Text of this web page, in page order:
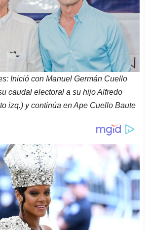
Inició con Manuel Germán Cuello
caudal electoral a su hijo Alfredo
izq.) y continúa en Ape Cuello Baute